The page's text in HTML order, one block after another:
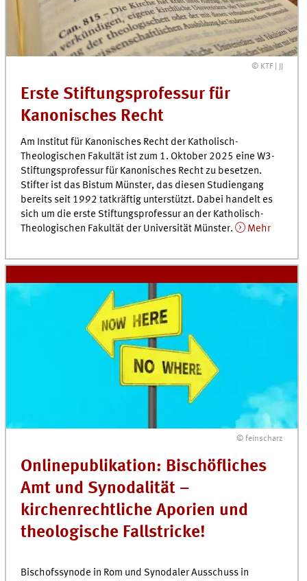
© KTF | JJ
Erste Stiftungsprofessur für
Kanonisches Recht
Am Institut für Kanonisches Recht der Katholisch-
Theologischen Fakultät ist zum 1. Oktober 2025 eine W3-
Stiftungsprofessur für Kanonisches Recht zu besetzen.
Stifter ist das Bistum Münster, das diesen Studiengang
bereits seit 1992 tatkräftig unterstützt. Dabei handelt es
sich um die erste Stiftungsprofessur an der Katholisch-
Theologischen Fakultät der Universität Münster.
Mehr
© feinscharz
Onlinepublikation: Bischöfliches
Amt und Synodalität –
kirchenrechtliche Aporien und
theologische Fallstricke!
Bischofssynode in Rom und Synodaler Ausschuss in